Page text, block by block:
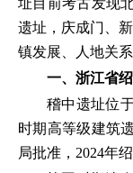
址目前考古发现
遗址，庆成门、
镇发展、人地关
一、浙江省
稽中遗址位
时期高等级建筑
局批准，2024年